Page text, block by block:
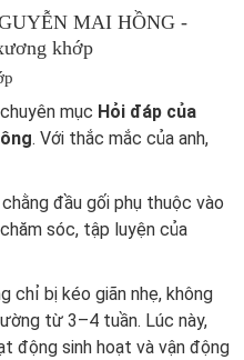
MAI HỒNG -
khớp
mục Hỏi đáp của
. Với thắc mắc của anh,
đầu gối phụ thuộc vào
sóc, tập luyện của
chỉ bị kéo giãn nhẹ, không
từ 3–4 tuần. Lúc này,
động sinh hoạt và vận động